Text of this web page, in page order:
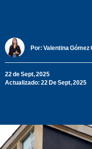
Por: Valentina Gómez
22 de Sept, 2025
Actualizado: 22 De Sept, 2025